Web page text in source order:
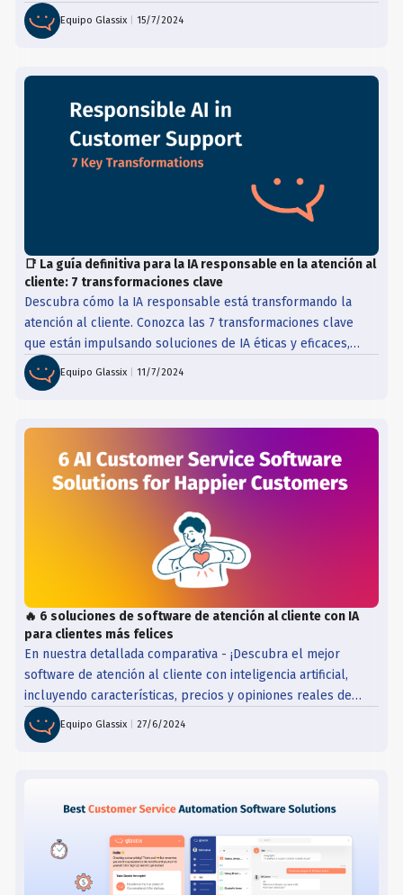
éxito.
Equipo Glassix |15/7/2024
📑 La guía definitiva para la IA responsable en la atención al
cliente: 7 transformaciones clave
Descubra cómo la IA responsable está transformando la
atención al cliente. Conozca las 7 transformaciones clave
que están impulsando soluciones de IA éticas y eficaces,
garantizando la equidad, la transparencia y experiencias
superiores de los clientes.
Equipo Glassix |11/7/2024
🔥 6 soluciones de software de atención al cliente con IA
para clientes más felices
En nuestra detallada comparativa - ¡Descubra el mejor
software de atención al cliente con inteligencia artificial,
incluyendo características, precios y opiniones reales de
clientes!
Equipo Glassix 27/6/2024